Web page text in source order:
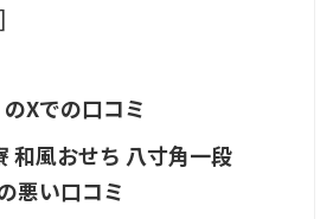
]
のXでの口コミ
和風おせち 八寸角一段
悪い口コミ